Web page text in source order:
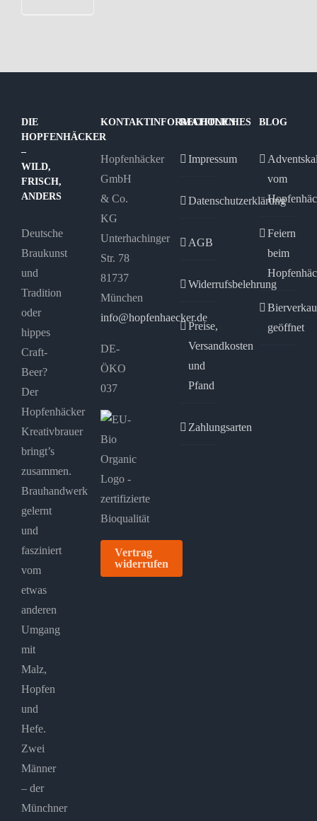
DIE
HOPFENHÄCKER
–
WILD,
FRISCH,
ANDERS
Deutsche
Braukunst
und
Tradition
oder
hippes
Craft-
Beer?
Der
Hopfenhäcker
Kreativbrauer
bringt’s
zusammen.
Brauhandwerk
gelernt
und
fasziniert
vom
etwas
anderen
Umgang
mit
Malz,
Hopfen
und
Hefe.
Zwei
Männer
– der
Münchner
KONTAKTINFORMATIONEN
Hopfenhäcker
GmbH
& Co.
KG
Unterhachinger
Str. 78
81737
München
info@hopfenhaecker.de
DE-
ÖKO
037
Vertrag
widerrufen
RECHTLICHES
Impressum
Datenschutzerklärung
AGB
Widerrufsbelehrung
Preise,
Versandkosten
und
Pfand
Zahlungsarten
BLOG
vom
Feiern
beim
geöffnet